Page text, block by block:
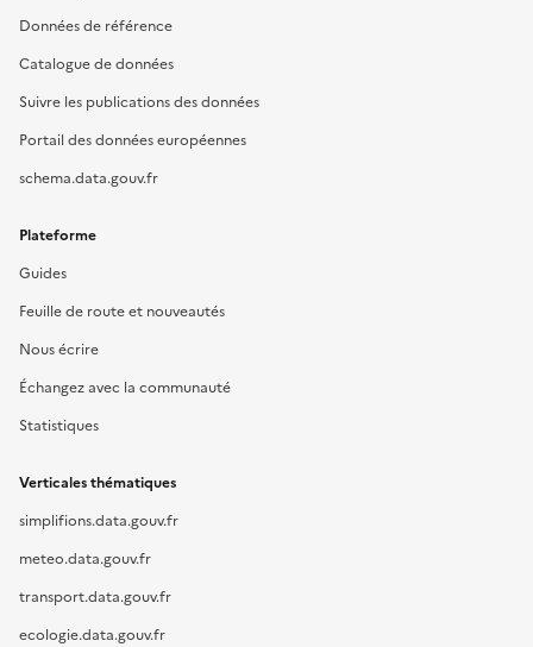
Données de référence
Catalogue de données
Suivre les publications des données
Portail des données européennes
schema.data.gouv.fr
Plateforme
Guides
Feuille de route et nouveautés
Nous écrire
Échangez avec la communauté
Statistiques
Verticales thématiques
simplifions.data.gouv.fr
meteo.data.gouv.fr
transport.data.gouv.fr
ecologie.data.gouv.fr